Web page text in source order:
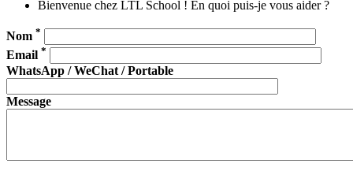
Bienvenue chez LTL School ! En quoi puis-je vous aider ?
Nom *
Email *
WhatsApp / WeChat / Portable
Message